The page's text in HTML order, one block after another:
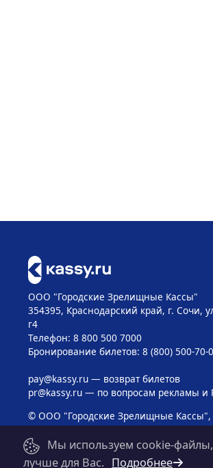
ООО "Городские Зрелищные Кассы"
354395, Краснодарский край, г. Сочи,
г4
Телефон: 8 800 500 7000
Бронирование билетов: 8 (800) 500-70-
pay@kassy.ru— возврат билетов
pr@kassy.ru— по вопросам рекламы и
© ООО "Городские Зрелищные Кассы",
Мы используем cookie-файлы,
лучше для Вас. Подробнее